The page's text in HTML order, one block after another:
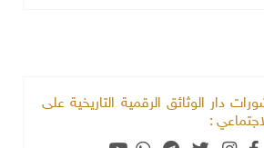
دار الوثائق الرقمية التاريخية على
: